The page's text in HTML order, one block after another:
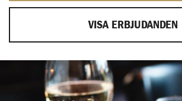
VISA ERBJUDANDEN